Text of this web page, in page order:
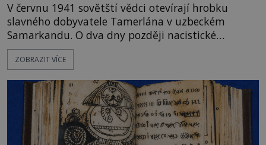
V červnu 1941 sovětští vědci otevírají hrobku
slavného dobyvatele Tamerlána v uzbeckém
Samarkandu. O dva dny později nacistické
Německo zahajuje operaci Barbarossa a napadá
Sovětský svaz. Shoda dat je natolik zarážející, že se
na legendě něco pravdy, nebo jde jen o fascinující
souhru okolností? Když antropolog Michail
Gerasimov (1907-1970) a
ZOBRAZIT VÍCE